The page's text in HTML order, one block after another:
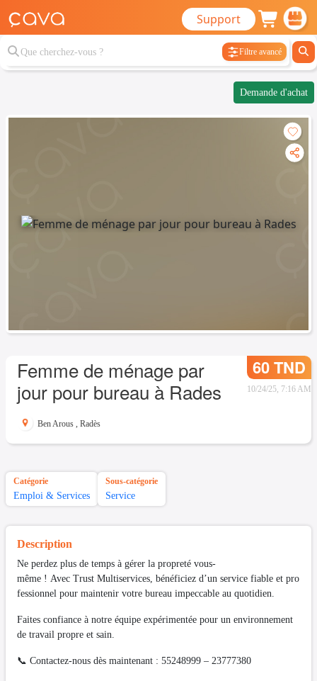
Support
Filtre avancé
Demande d'achat
Femme de ménage par
jour pour bureau à Rades
60 TND
10/24/25, 7:16 AM
Ben Arous , Radès
Catégorie
Emploi & Services
Sous-catégorie
Service
Description
Ne perdez plus de temps à gérer la propreté vous-
même ! Avec Trust Multiservices, bénéficiez d’un service fiable et pro
fessionnel pour maintenir votre bureau impeccable au quotidien.
Faites confiance à notre équipe expérimentée pour un environnement
de travail propre et sain.
📞 Contactez-nous dès maintenant : 55248999 – 23777380